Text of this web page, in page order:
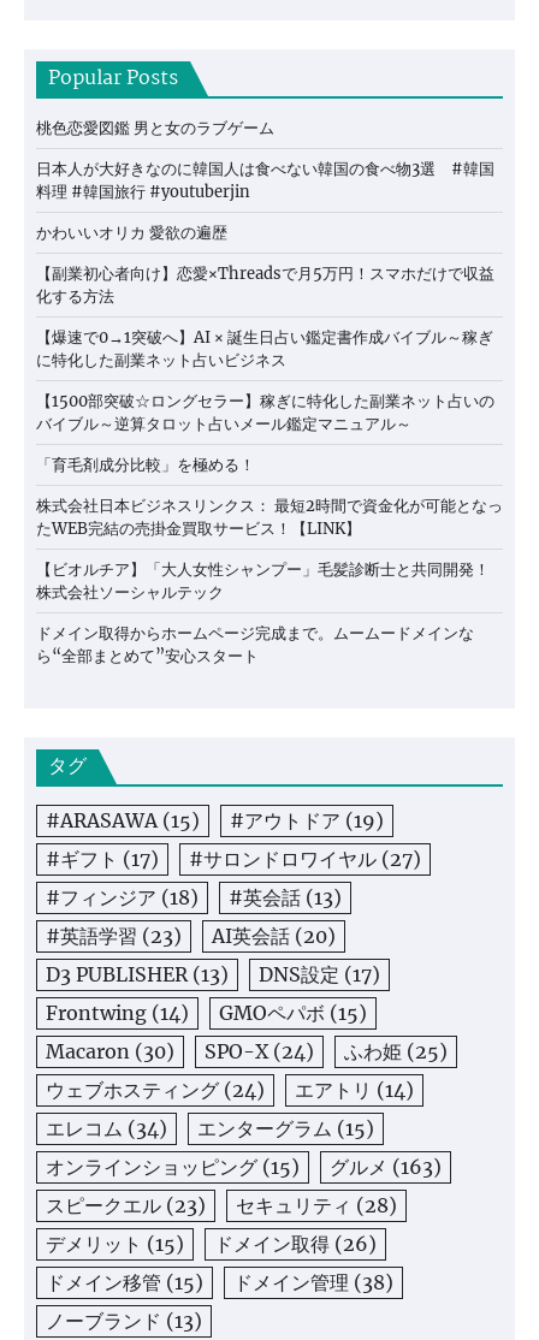
Popular Posts
桃色恋愛図鑑 男と女のラブゲーム
日本人が大好きなのに韓国人は食べない韓国の食べ物3選 #韓国
料理 #韓国旅行 #youtuberjin
かわいいオリカ 愛欲の遍歴
【副業初心者向け】恋愛×Threadsで月5万円！スマホだけで収益
化する方法
【爆速で0→1突破へ】AI × 誕生日占い鑑定書作成バイブル～稼ぎ
に特化した副業ネット占いビジネス
【1500部突破☆ロングセラー】稼ぎに特化した副業ネット占いの
バイブル～逆算タロット占いメール鑑定マニュアル～
「育毛剤成分比較」を極める！
株式会社日本ビジネスリンクス： 最短2時間で資金化が可能となっ
たWEB完結の売掛金買取サービス！【LINK】
【ビオルチア】「大人女性シャンプー」毛髪診断士と共同開発！
株式会社ソーシャルテック
ドメイン取得からホームページ完成まで。ムームードメインな
ら“全部まとめて”安心スタート
タグ
#ARASAWA (15) #アウトドア (19)
#ギフト (17) #サロンドロワイヤル (27)
#フィンジア (18) #英会話 (13)
#英語学習 (23) AI英会話 (20)
D3 PUBLISHER (13) DNS設定 (17)
Frontwing (14) GMOペパボ (15)
Macaron (30) SPO-X (24) ふわ姫 (25)
ウェブホスティング (24) エアトリ (14)
エレコム (34) エンターグラム (15)
オンラインショッピング (15) グルメ (163)
スピークエル (23) セキュリティ (28)
デメリット (15) ドメイン取得 (26)
ドメイン移管 (15) ドメイン管理 (38)
ノーブランド (13)